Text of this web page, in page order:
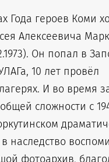
Года героев Коми
Алексеевича
Он попал в
10 лет провёл
И во время
сложности с
наследство
фотоархив,